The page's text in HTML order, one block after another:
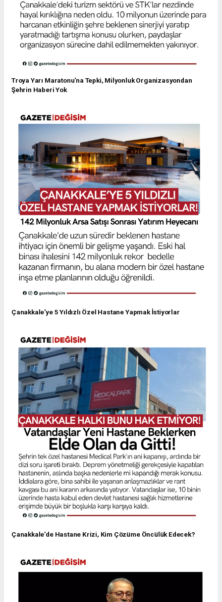
Troya Yarı Maratonu'na Tepki, Milyonluk Organizasyondan
Şehrin Haberi Yok
Çanakkale'ye 5 Yıldızlı Özel Hastane Yapmak İstiyorlar
Çanakkale’de Hastane Krizi, Kim Çözüme Öncülük Edecek?